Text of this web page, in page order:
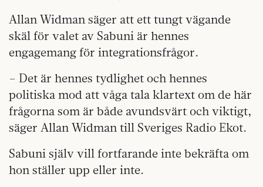
Allan Widman säger att ett tungt vägande
skäl för valet av Sabuni är hennes
engagemang för integrationsfrågor.
– Det är hennes tydlighet och hennes
politiska mod att våga tala klartext om de här
frågorna som är både avundsvärt och viktigt,
säger Allan Widman till Sveriges Radio Ekot.
Sabuni själv vill fortfarande inte bekräfta om
hon ställer upp eller inte.